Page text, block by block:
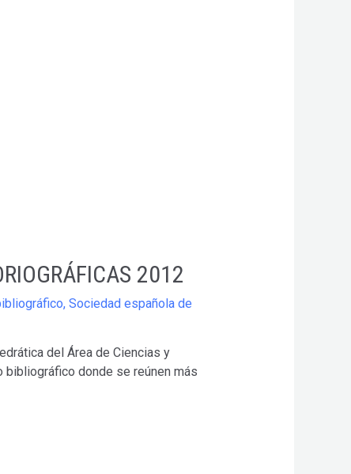
2012
, Sociedad española de
del Área de Ciencias y
donde se reúnen más